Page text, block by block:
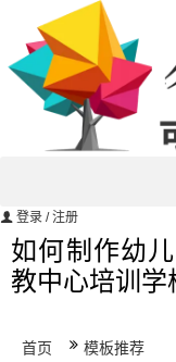
登录 / 注册
如何制作幼
教中心培训
首页 模板推荐